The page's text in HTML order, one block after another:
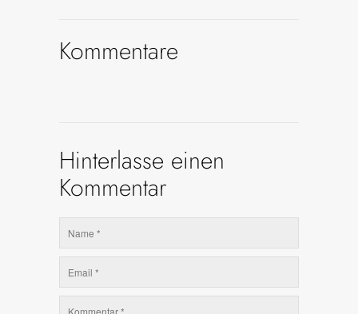
Kommentare
Hinterlasse einen
Kommentar